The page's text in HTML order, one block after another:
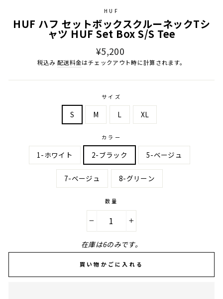
HUF
HUF ハフ セットボックスクルーネックTシ
ャツ HUF Set Box S/S Tee
通
常
格
¥5,200
税込み配送料金はチェックアウト時に計算されます。
サイズ
S M L XL
カラー
1-ホワイト 2-ブラック 5-ベージュ
7-ベージュ 8-グリーン
数量
在庫は6のみです。
買い物かごに入れる